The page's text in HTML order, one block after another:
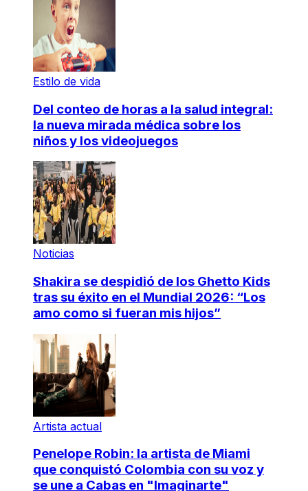
Estilo de vida
Del conteo de horas a la salud integral:
la nueva mirada médica sobre los
niños y los videojuegos
Noticias
Shakira se despidió de los Ghetto Kids
tras su éxito en el Mundial 2026: “Los
amo como si fueran mis hijos”
Artista actual
Penelope Robin: la artista de Miami
que conquistó Colombia con su voz y
se une a Cabas en "Imaginarte"